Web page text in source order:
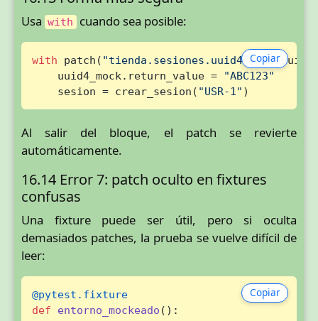
Usa with cuando sea posible:
Copiar
with patch( "tienda.sesiones.uuid4" ) as
    uuid4_mock.return_value =
"ABC123"
    sesion = crear_sesion(
"USR-1" )
Al salir del bloque, el patch se revierte
automáticamente.
16.14 Error 7: patch oculto en fixtures
confusas
Una fixture puede ser útil, pero si oculta
demasiados patches, la prueba se vuelve difícil de
leer:
Copiar
@pytest.fixture
def
entorno_mockeado ():